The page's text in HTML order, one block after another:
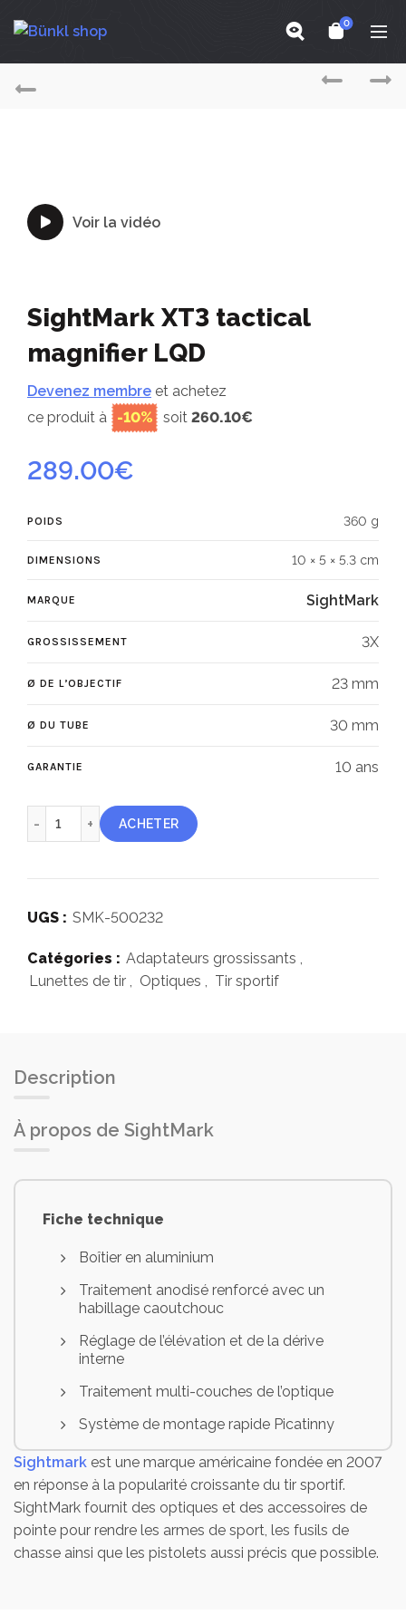
0
Voir la vidéo
SightMark XT3 tactical
magnifier LQD
Devenez membre et achetez
ce produit à
-10% soit 260.10€
289.00€
POIDS 360 g
DIMENSIONS 10 × 5 × 5.3 cm
MARQUE SightMark
GROSSISSEMENT 3X
Ø DE L’OBJECTIF 23 mm
Ø DU TUBE 30 mm
GARANTIE 10 ans
quantité de SightMark XT3 tactical magnifier LQD
ACHETER
UGS : SMK-500232
Catégories : Adaptateurs grossissants ,
Lunettes de tir , Optiques , Tir sportif
Description
À propos de SightMark
Fiche technique
Boîtier en aluminium
Traitement anodisé renforcé avec un
habillage caoutchouc
Réglage de l’élévation et de la dérive
interne
Traitement multi-couches de l’optique
Système de montage rapide Picatinny
Système de verrouillage “flip-to-side »
Anti-chocs, étanche
Grossissement : 3X
Diamètre de l’objectif : 23 mm
Sightmark est une marque américaine fondée en 2007
en réponse à la popularité croissante du tir sportif.
SightMark fournit des optiques et des accessoires de
pointe pour rendre les armes de sport, les fusils de
chasse ainsi que les pistolets aussi précis que possible.